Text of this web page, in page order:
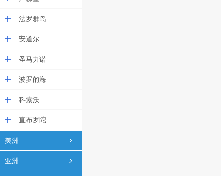
法罗群岛
安道尔
圣马力诺
波罗的海
科索沃
直布罗陀
美洲
亚洲